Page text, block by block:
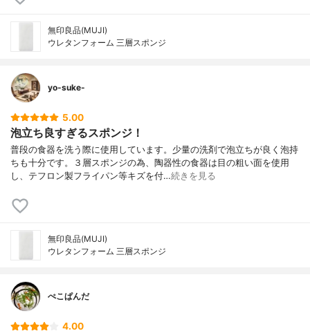
無印良品(MUJI)
ウレタンフォーム 三層スポンジ
yo-suke-
5.00
泡立ち良すぎるスポンジ！
普段の食器を洗う際に使用しています。少量の洗剤で泡立ちが良く泡持
ちも十分です。３層スポンジの為、陶器性の食器は目の粗い面を使用
し、テフロン製フライパン等キズを付…続きを見る
無印良品(MUJI)
ウレタンフォーム 三層スポンジ
ぺこぱんだ
4.00